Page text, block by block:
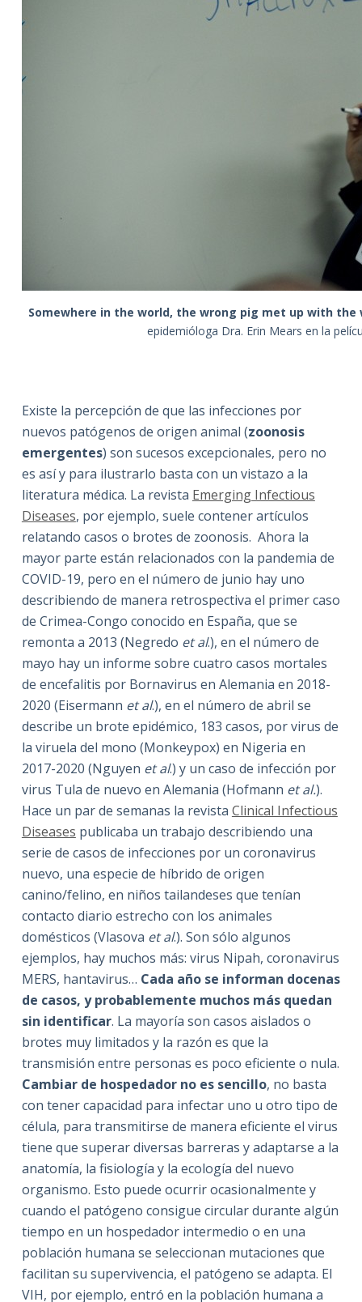
Somewhere in the world, the wrong pig met up with the
epidemióloga Dra. Erin Mears en la
Existe la percepción de que las infecciones por
nuevos patógenos de origen animal (zoonosis
emergentes) son sucesos excepcionales, pero no
es así y para ilustrarlo basta con un vistazo a la
literatura médica. La revista Emerging Infectious
Diseases, por ejemplo, suele contener artículos
relatando casos o brotes de zoonosis. Ahora la
mayor parte están relacionados con la pandemia de
COVID-19, pero en el número de junio hay uno
describiendo de manera retrospectiva el primer caso
de Crimea-Congo conocido en España, que se
remonta a 2013 (Negredo et al.), en el número de
mayo hay un informe sobre cuatro casos mortales
de encefalitis por Bornavirus en Alemania en 2018-
2020 (Eisermann et al.), en el número de abril se
describe un brote epidémico, 183 casos, por virus de
la viruela del mono (Monkeypox) en Nigeria en
2017-2020 (Nguyen et al.) y un caso de infección por
virus Tula de nuevo en Alemania (Hofmann et al.).
Hace un par de semanas la revista Clinical Infectious
Diseases publicaba un trabajo describiendo una
serie de casos de infecciones por un coronavirus
nuevo, una especie de híbrido de origen
canino/felino, en niños tailandeses que tenían
contacto diario estrecho con los animales
domésticos (Vlasova et al.). Son sólo algunos
ejemplos, hay muchos más: virus Nipah, coronavirus
MERS, hantavirus… Cada año se informan docenas
de casos, y probablemente muchos más quedan
sin identificar. La mayoría son casos aislados o
brotes muy limitados y la razón es que la
transmisión entre personas es poco eficiente o nula.
Cambiar de hospedador no es sencillo, no basta
con tener capacidad para infectar uno u otro tipo de
célula, para transmitirse de manera eficiente el virus
tiene que superar diversas barreras y adaptarse a la
anatomía, la fisiología y la ecología del nuevo
organismo. Esto puede ocurrir ocasionalmente y
cuando el patógeno consigue circular durante algún
tiempo en un hospedador intermedio o en una
población humana se seleccionan mutaciones que
facilitan su supervivencia, el patógeno se adapta. El
VIH, por ejemplo, entró en la población humana a